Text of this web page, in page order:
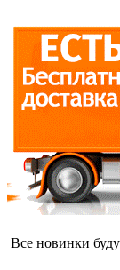
Все новинки